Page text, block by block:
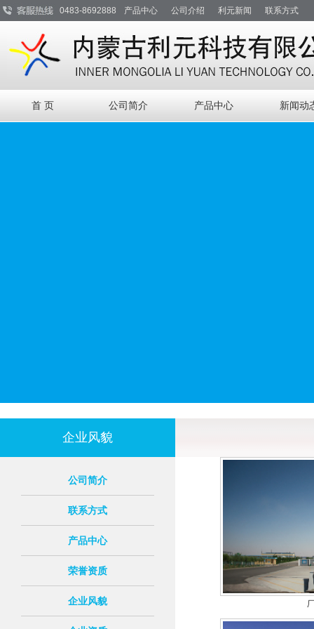
0483-8692888 产品中心 公司介绍 利元新闻 联系方式
首 页 公司简介 产品中心 新闻动
企业风貌
公司简介
联系方式
产品中心
荣誉资质
企业风貌